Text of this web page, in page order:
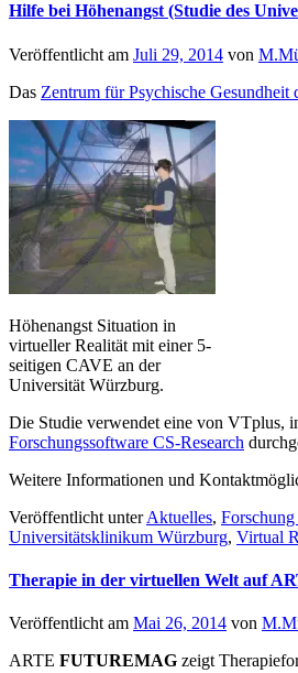
Hilfe bei Höhenangst (Studie des
Veröffentlicht am Juli 29, 2014 von
Das Zentrum für Psychische
Höhenangst Situation in
virtueller Realität mit einer 5-
seitigen CAVE an der
Universität Würzburg.
Die Studie verwendet eine von VTplus,
Forschungssoftware CS-Research
Weitere Informationen und
Veröffentlicht unter Aktuelles,
Universitätsklinikum Würzburg, Virtual
Therapie in der virtuellen Welt auf
Veröffentlicht am Mai 26, 2014 von
ARTE FUTUREMAG zeigt